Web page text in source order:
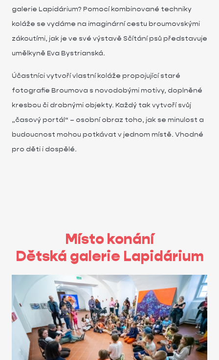
galerie Lapidárium? Pomocí kombinované techniky
koláže se vydáme na imaginární cestu broumovskými
zákoutími, jak je ve své výstavě Sčítání psů představuje
umělkyně Eva Bystrianská.
Účastníci vytvoří vlastní koláže propojující staré
fotografie Broumova s novodobými motivy, doplněné
kresbou či drobnými objekty. Každý tak vytvoří svůj
„časový portál“ – osobní obraz toho, jak se minulost a
budoucnost mohou potkávat v jednom místě. Vhodné
pro děti i dospělé.
Místo konání
Dětská galerie Lapidárium